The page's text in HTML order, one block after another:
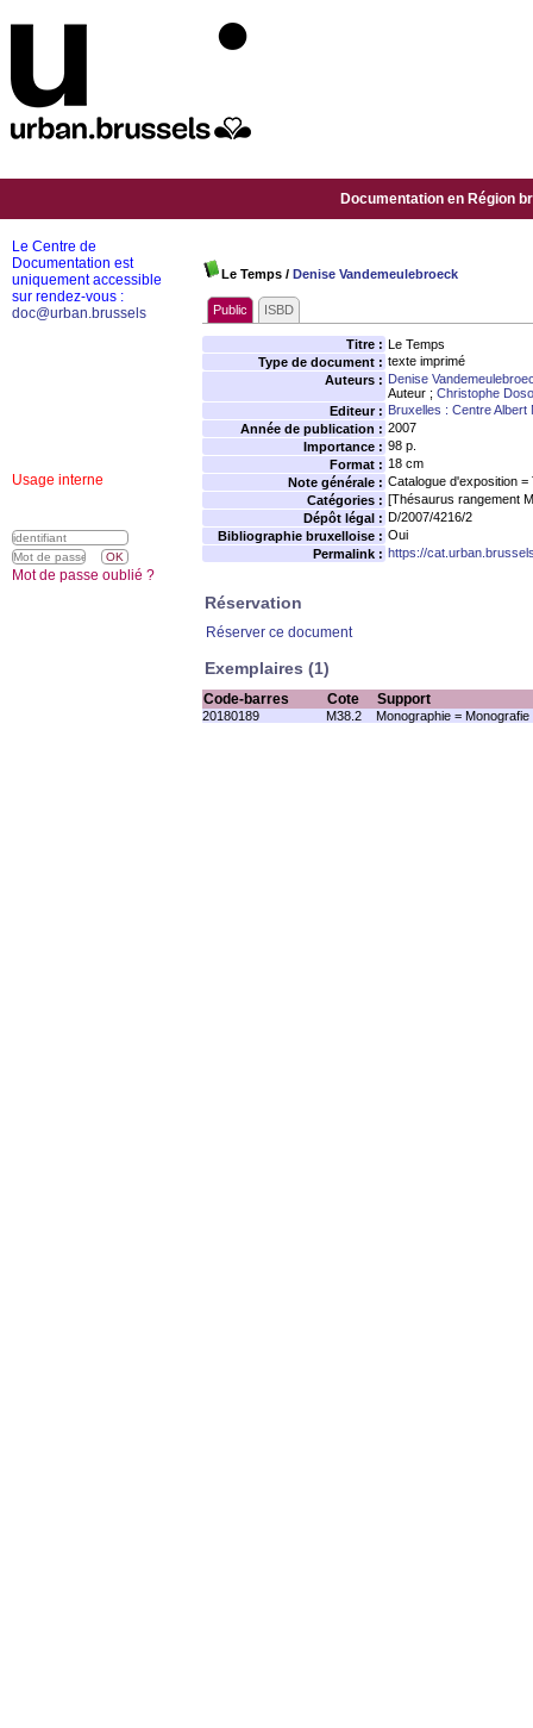
Documentation en Région
Le Temps / Denise Vandemeulebroeck
Public ISBD
Titre : Le Temps
Type de document : texte imprimé
Auteurs : Denise
Auteur ; Christophe
Editeur : Bruxelles : Centre Albert
Année de publication : 2007
Importance : 98 p.
Format : 18 cm
Note générale : Catalogue d'exposition
Catégories : [Thésaurus rangement
Dépôt légal : D/2007/4216/2
Bibliographie bruxelloise : Oui
Permalink : https://
Réservation
Réserver ce document
Exemplaires (1)
Code-barres Cote Support
20180189 M38.2 Monographie = Monografie
Le Centre de
Documentation est
uniquement accessible
sur rendez-vous :
doc@urban.brussels
Usage interne
Mot de passe oublié ?